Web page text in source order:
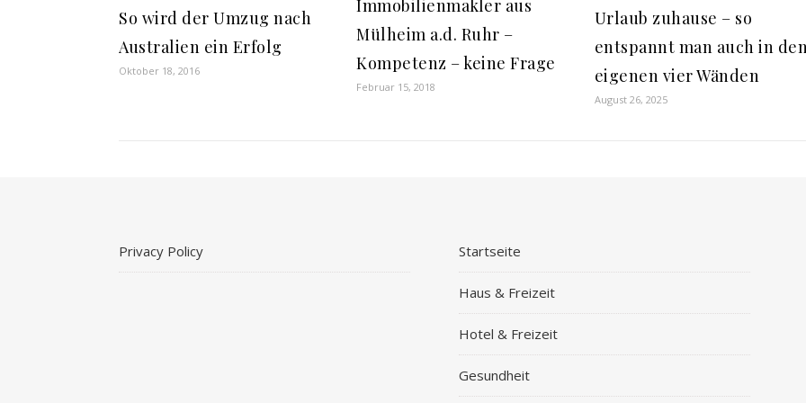
So wird der Umzug nach
Australien ein Erfolg
Oktober 18, 2016
Immobilienmakler aus
Mülheim a.d. Ruhr –
Kompetenz – keine Frage
Februar 15, 2018
Urlaub zuhause – so
entspannt man auch in
eigenen vier Wänden
August 26, 2025
Privacy Policy Startseite
Haus & Freizeit
Hotel & Freizeit
Gesundheit